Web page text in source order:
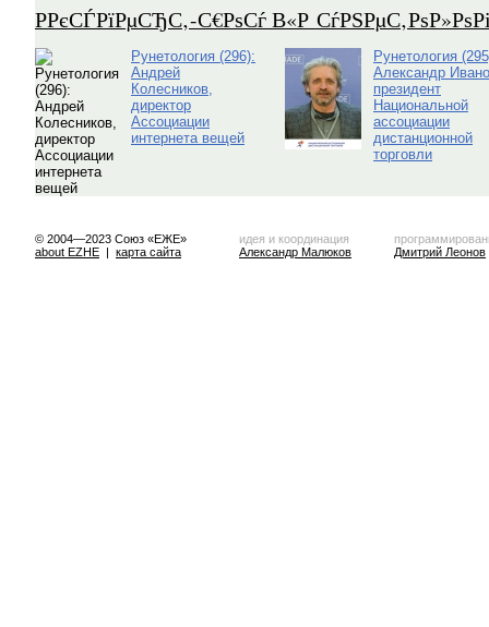
Р­РєСЃРїРµСЂС‚-С€РѕСѓ В«Р
Рунетология (296):
Андрей
Колесников,
директор
Ассоциации
интернета вещей
Рунетология
Александр
президент
Национальной
ассоциации
дистанционной
торговли
© 2004—2023 Союз «ЕЖЕ»
about EZHE | карта сайта
идея и координация
Александр Малюков
Дмитрий Леонов